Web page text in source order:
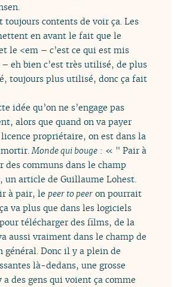
toujours contents de voir ça. Les
en avant le fait que le
le <em – c’est ce qui est mis
eh bien c’est très utilisé, de plus
toujours plus utilisé, donc ça fait
idée qu’on ne s’engage pas
alors que quand on va payer
propriétaire, on est dans la
Monde qui bouge : « " Pair à
des communs dans le champ
un article de Guillaume Lohest.
à pair, le peer to peer on pourrait
va plus que dans les logiciels
télécharger des films, de la
aussi vraiment dans le champ de
général. Donc il y a plein de
là-dedans, une grosse
des gens qui voient ça comme